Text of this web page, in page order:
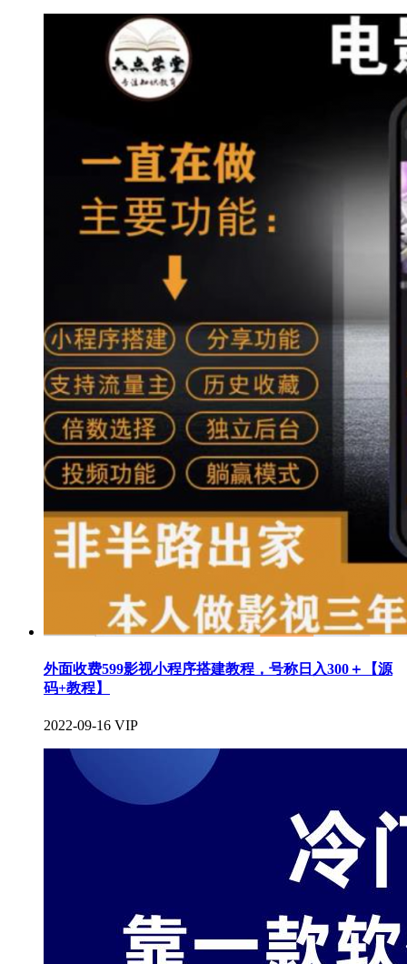
外面收费599影视小程序搭建教程，号称日入300＋【源
码+教程】
2022-09-16 VIP